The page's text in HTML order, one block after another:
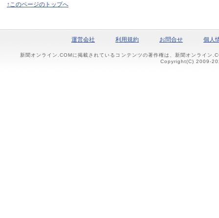
↑このページのトップへ
運営会社 利用規約 お問合せ 個人
新聞オンライン.COMに掲載されているコンテンツの著作権は、新聞オンライン
Copyright(C) 2009-